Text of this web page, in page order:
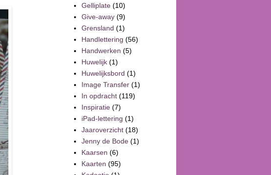
Gelliplate (10)
Give-away (9)
Grensland (1)
Handlettering (56)
Handwerken (5)
Huwelijk (1)
Huwelijksbord (1)
Image Transfer (1)
In opdracht (119)
Inspiratie (7)
iPad-lettering (1)
Jaaroverzicht (18)
Jenny de Bode (1)
Kaarsen (6)
Kaarten (95)